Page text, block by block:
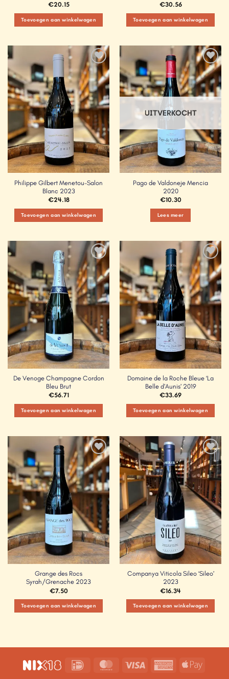
€20.15
Toevoegen aan winkelwagen
€30.56
Toevoegen aan winkelwagen
Add to
Wishlist
Philippe Gilbert Menetou-Salon
Blanc 2023
€24.18
Toevoegen aan winkelwagen
Add to
Wishlist
UITVERKOCHT
Pago de Valdoneje Mencia
2020
€10.30
Lees meer
Add to
Wishlist
De Venoge Champagne Cordon
Bleu Brut
€56.71
Toevoegen aan winkelwagen
Add to
Wishlist
Domaine de la Roche Bleue ‘La
Belle d’Aunis’ 2019
€33.69
Toevoegen aan winkelwagen
Add to
Wishlist
Grange des Rocs
Syrah/Grenache 2023
€7.50
Toevoegen aan winkelwagen
Add to
Wishlist
Companya Viticola Sileo ‘Sileo’
2023
€16.34
Toevoegen aan winkelwagen
IDeal MasterCardVisa
AmericanApple